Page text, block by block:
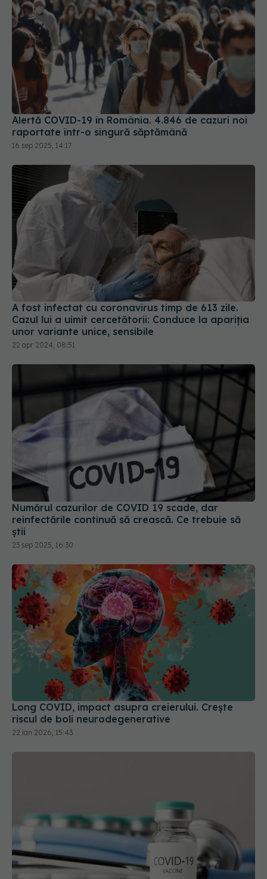
Alertă COVID-19 în România. 4.846 de cazuri noi
raportate într-o singură săptămână
16 sep 2025, 14:17
A fost infectat cu coronavirus timp de 613 zile.
Cazul lui a uimit cercetătorii: Conduce la apariția
unor variante unice, sensibile
22 apr 2024, 08:51
Numărul cazurilor de COVID 19 scade, dar
reinfectările continuă să crească. Ce trebuie să
știi
23 sep 2025, 16:30
Long COVID, impact asupra creierului. Crește
riscul de boli neurodegenerative
22 ian 2026, 15:43